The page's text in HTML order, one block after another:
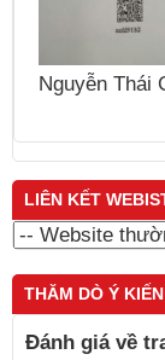
Nguyễn Thái
LIÊN KẾT
THĂM DÒ Ý KIẾN
Đánh giá về